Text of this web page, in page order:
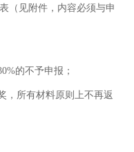
（见附件，内容必须与申
的不予申报；
，所有材料原则上不再返